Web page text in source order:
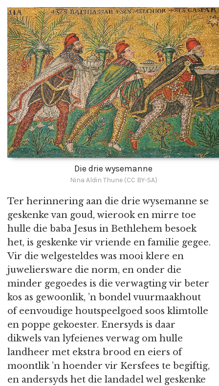
Die drie wysemanne
Nina Aldin Thune (CC BY-SA)
Ter herinnering aan die drie wysemanne se
geskenke van goud, wierook en mirre toe
hulle die baba Jesus in Bethlehem besoek
het, is geskenke vir vriende en familie gegee.
Vir die welgesteldes was mooi klere en
juweliersware die norm, en onder die
minder gegoedes is die verwagting vir beter
kos as gewoonlik, ’n bondel vuurmaakhout
of eenvoudige houtspeelgoed soos klimtolle
en poppe gekoester. Enersyds is daar
dikwels van lyfeienes verwag om hulle
landheer met ekstra brood en eiers of
moontlik ’n hoender vir Kersfees te begiftig,
en andersyds het die landadel wel geskenke